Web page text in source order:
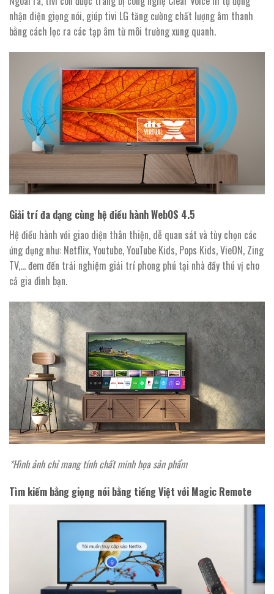
nhận diện giọng nói, giúp tivi LG tăng cường chất lượng âm thanh
bằng cách lọc ra các tạp âm từ môi trường xung quanh.
Giải trí đa dạng cùng hệ điều hành WebOS 4.5
Hệ điều hành với giao diện thân thiện, dễ quan sát và tùy chọn các
ứng dụng như: Netflix, Youtube, YouTube Kids, Pops Kids, VieON, Zing
TV,… đem đến trải nghiệm giải trí phong phú tại nhà đầy thú vị cho
cả gia đình bạn.
*Hình ảnh chỉ mang tính chất minh họa sản phẩm
Tìm kiếm bằng giọng nói bằng tiếng Việt với Magic Remote